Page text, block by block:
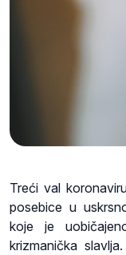
Treći val
posebice u
koje je
krizmanička